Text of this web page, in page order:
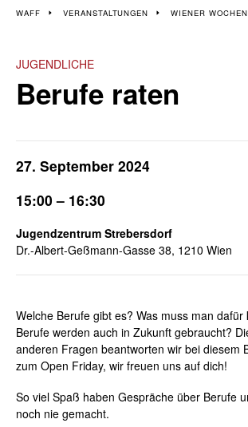
Veranstaltungen
und 22.
Wiener Wochen für Beruf und
September
WAFF VERANSTALTUNGEN WIENER
JUGENDLICHE
Berufe raten
27. September 2024
15:00 – 16:30
Jugendzentrum Strebersdorf
Dr.-Albert-Geßmann-Gasse 38, 1210 Wien
Welche Berufe gibt es? Was muss man dafür
Berufe werden auch in Zukunft gebraucht?
anderen Fragen beantworten wir bei diesem
zum Open Friday, wir freuen uns auf dich!
So viel Spaß haben Gespräche über Berufe
noch nie gemacht.